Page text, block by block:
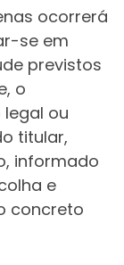
ocorrerá
se em
previstos
o
ou
titular,
informado
e
concreto